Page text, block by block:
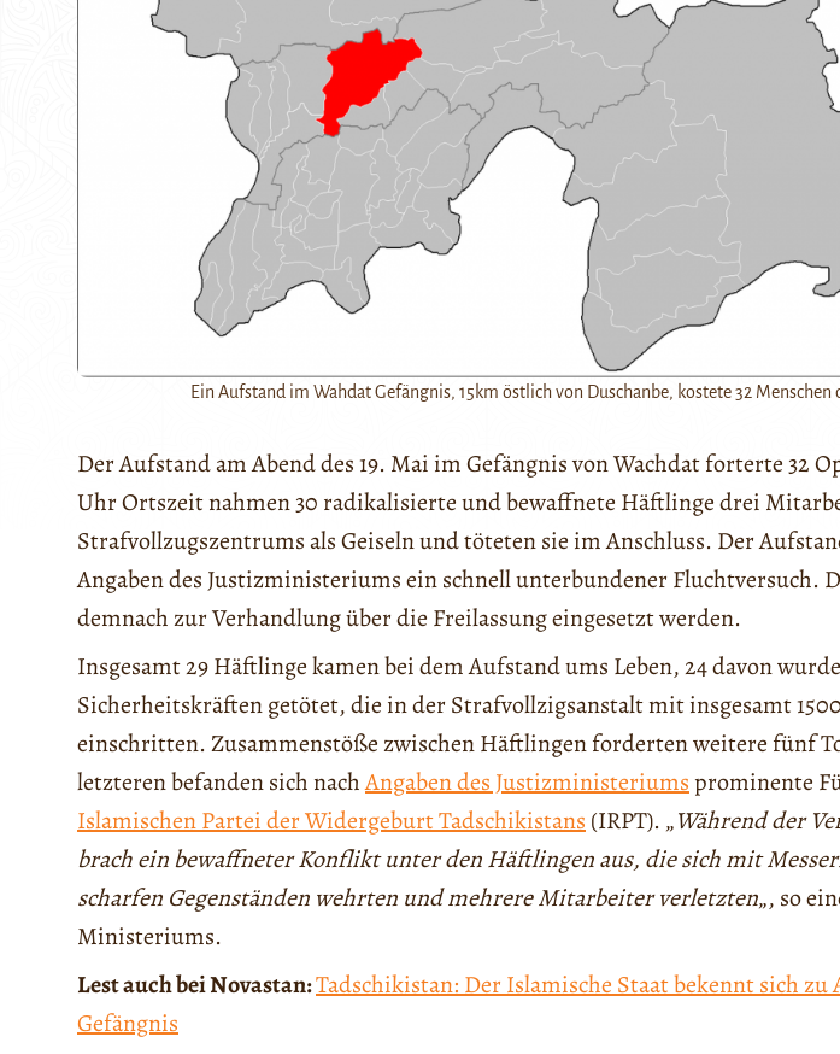
Ein Aufstand im Wahdat Gefängnis, 15km östlich von Duschanbe, kostete 32 Menschen
Der Aufstand am Abend des 19. Mai im Gefängnis von Wachdat forterte 32
Uhr Ortszeit nahmen 30 radikalisierte und bewaffnete Häftlinge drei
Strafvollzugszentrums als Geiseln und töteten sie im Anschluss. Der
Angaben des Justizministeriums ein schnell unterbundener Fluchtversuch.
demnach zur Verhandlung über die Freilassung eingesetzt werden.
Insgesamt 29 Häftlinge kamen bei dem Aufstand ums Leben, 24 davon
Sicherheitskräften getötet, die in der Strafvollzigsanstalt mit insgesamt
einschritten. Zusammenstöße zwischen Häftlingen forderten weitere fünf
letzteren befanden sich nachAngaben des Justizministeriumsprominente
Islamischen Partei der Widergeburt Tadschikistans (IRPT). „Während der
brach ein bewaffneter Konflikt unter den Häftlingen aus, die sich mit
scharfen Gegenständen wehrten und mehrere Mitarbeiter verletzten„, so
Ministeriums.
Lest auch bei Novastan:Tadschikistan: Der Islamische Staat bekennt sich
Gefängnis